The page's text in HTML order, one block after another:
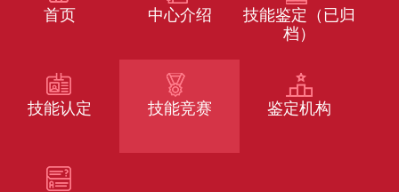
首页 中心介绍
技能鉴定（已归
档）
技能认定 技能竞赛 鉴定机构